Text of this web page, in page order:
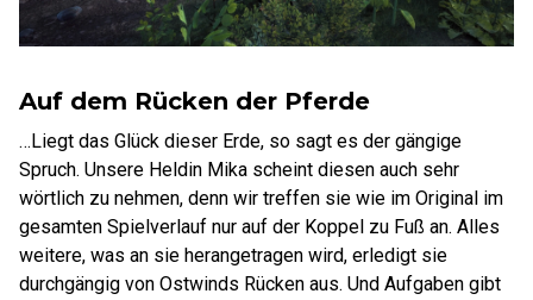
Auf dem Rücken der Pferde
…Liegt das Glück dieser Erde, so sagt es der gängige
Spruch. Unsere Heldin Mika scheint diesen auch sehr
wörtlich zu nehmen, denn wir treffen sie wie im Original im
gesamten Spielverlauf nur auf der Koppel zu Fuß an. Alles
weitere, was an sie herangetragen wird, erledigt sie
durchgängig von Ostwinds Rücken aus. Und Aufgaben gibt